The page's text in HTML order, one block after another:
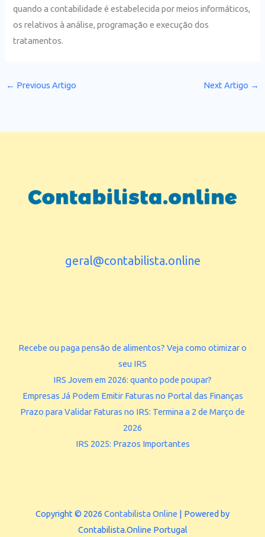
quando a contabilidade é estabelecida por meios informáticos,
os relativos à análise, programação e execução dos
tratamentos.
← Previous Artigo Next Artigo →
geral@contabilista.online
Recebe ou paga pensão de alimentos? Veja como otimizar o
seu IRS
IRS Jovem em 2026: quanto pode poupar?
Empresas Já Podem Emitir Faturas no Portal das Finanças
Prazo para Validar Faturas no IRS: Termina a 2 de Março de
2026
IRS 2025: Prazos Importantes
Copyright © 2026 Contabilista Online | Powered by
Contabilista.Online Portugal